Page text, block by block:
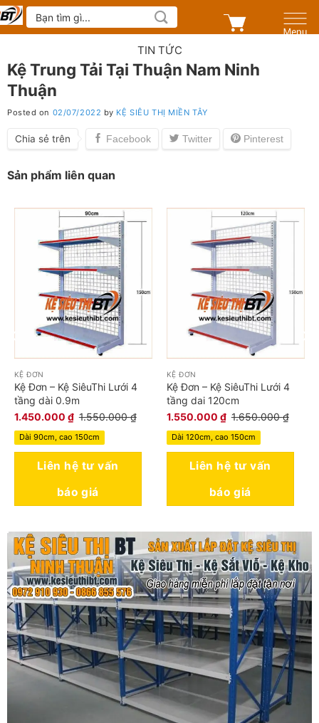
Skip
to
Tìm
kiếm:
TIN TỨC
Kệ Trung Tải Tại Thuận Nam Ninh
Thuận
Posted on 02/07/2022 by KỆ SIÊU THỊ MIỀN TÂY
Chia sẻ trên
Sản phẩm liên quan
KỆ ĐƠN
Kệ Đơn – Kệ SiêuThi Lưới 4
tầng dài 0.9m
1.450.000 ₫ 1.550.000₫
Dài 90cm, cao 150cm
Liên hệ tư vấn
báo giá
KỆ ĐƠN
Kệ Đơn – Kệ SiêuThi Lưới 4
tầng dai 120cm
1.550.000 ₫ 1.650.000₫
Dài 120cm, cao 150cm
Liên hệ tư vấn
báo giá